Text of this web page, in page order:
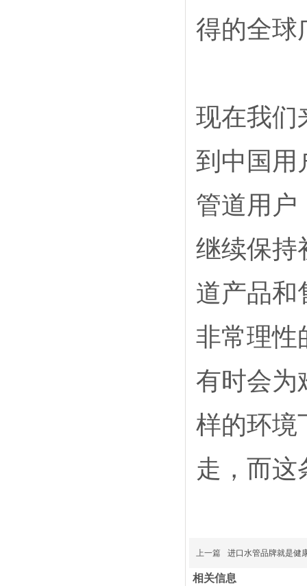
得的全球
现在我们
到中国用
管道用户
继续保持
道产品和
非常理性
有时会为
样的环境
走，而这
上一篇 进口水管品牌就是健
相关信息